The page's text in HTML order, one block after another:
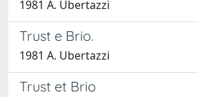
1981 A. Ubertazzi
Trust e Brio.
1981 A. Ubertazzi
Trust et Brio